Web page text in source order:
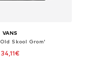
VANS
Skool Grom'
34,11€